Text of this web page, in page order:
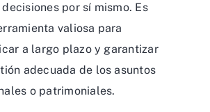
por sí mismo. Es
valiosa para
a largo plazo y garantizar
adecuada de los asuntos
o patrimoniales.